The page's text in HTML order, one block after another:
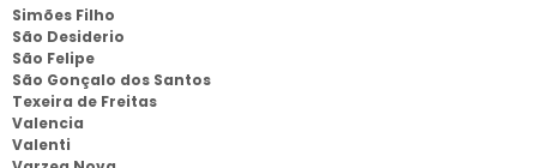
Simões Filho
São Desiderio
São Felipe
São Gonçalo dos Santos
Texeira de Freitas
Valencia
Valenti